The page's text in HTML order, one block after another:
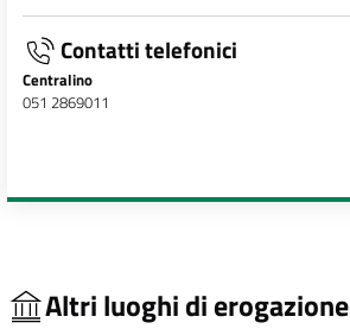
Contatti telefonici
Centralino
051 2869011
Altri luoghi di erogazione